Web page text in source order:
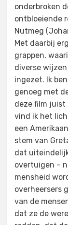
onderbroken
ontbloeiende
Nutmeg
Met daarbij
grappen,
diverse
ingezet. Ik
genoeg met
deze film juist
vind ik het
een
stem van
dat
overtuigen –
mensheid
overheersers
van de
dat ze de